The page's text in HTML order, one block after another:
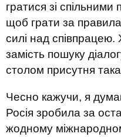
гратися зі
щоб грати за
силі над
замість пошуку
столом присутня
Чесно кажучи, я
Росія зробила за
жодному